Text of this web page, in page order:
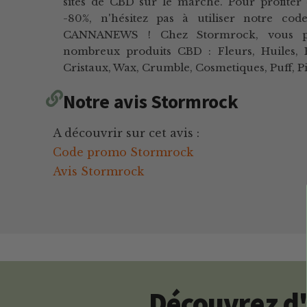
-80%, n'hésitez pas à utiliser notre
CANNANEWS ! Chez Stormrock, vous
nombreux produits CBD : Fleurs, Huiles,
Cristaux, Wax, Crumble, Cosmetiques, Puff,
Notre avis Stormrock
A découvrir sur cet avis :
Code promo Stormrock
Avis Stormrock